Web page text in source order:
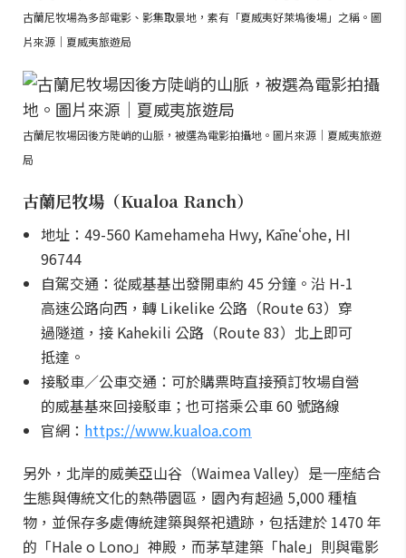
古蘭尼牧場為多部電影、影集取景地，素有「夏威夷好萊塢後場」之稱。圖
片來源｜夏威夷旅遊局
古蘭尼牧場因後方陡峭的山脈，被選為電影拍攝地。圖片來源｜夏威夷旅遊
局
古蘭尼牧場（Kualoa Ranch）
地址：49-560 Kamehameha Hwy, Kāneʻohe, HI
96744
自駕交通：從威基基出發開車約 45 分鐘。沿 H-1
高速公路向西，轉 Likelike 公路（Route 63）穿
過隧道，接 Kahekili 公路（Route 83）北上即可
抵達。
接駁車／公車交通：可於購票時直接預訂牧場自營
的威基基來回接駁車；也可搭乘公車 60 號路線
官網： https://www.kualoa.com
另外，北岸的威美亞山谷（Waimea Valley）是一座結合
生態與傳統文化的熱帶園區，園內有超過 5,000 種植
物，並保存多處傳統建築與祭祀遺跡，包括建於 1470 年
的「Hale o Lono」神殿，而茅草建築「hale」則與電影